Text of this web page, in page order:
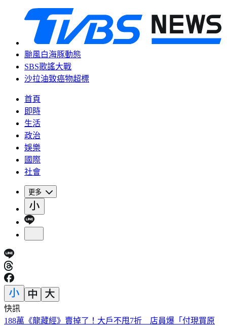
颱風白海豚動態
SBS歌謠大戰
沙拉油致癌物超標
首頁
即時
生活
政治
娛樂
國際
社會
更多
快訊
美股開盤／聯準會升息疑慮意外減緩！標普、那指「雙開高」